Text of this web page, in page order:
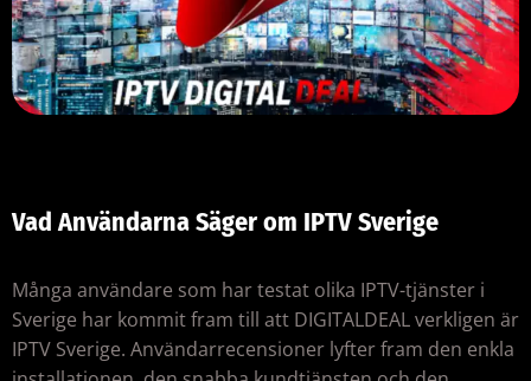
Vad Användarna Säger om IPTV Sverige
Många användare som har testat olika IPTV-tjänster i
Sverige har kommit fram till att DIGITALDEAL verkligen är
IPTV Sverige. Användarrecensioner lyfter fram den enkla